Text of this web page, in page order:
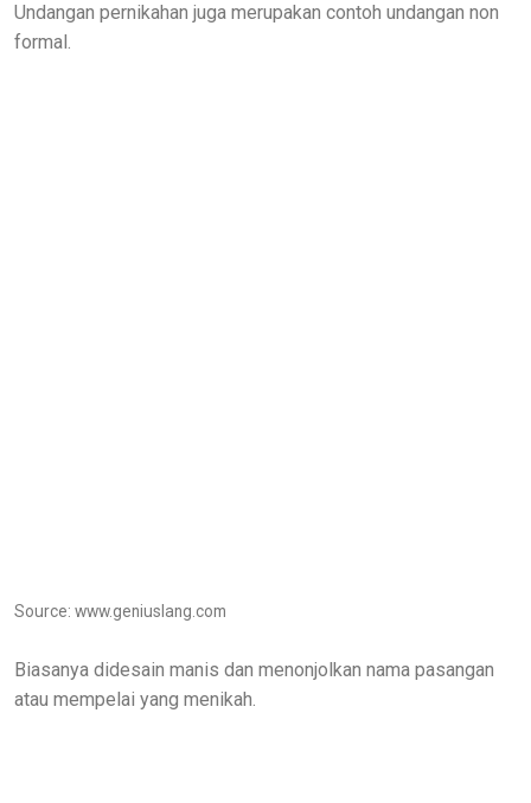
Undangan pernikahan juga merupakan contoh undangan non
formal.
Source: www.geniuslang.com
Biasanya didesain manis dan menonjolkan nama pasangan
atau mempelai yang menikah.